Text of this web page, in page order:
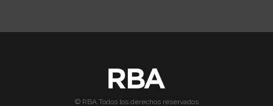
© RBA Todos los derechos reservados